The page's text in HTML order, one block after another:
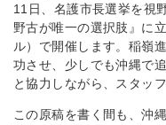
11日、名護市長選挙を視
野古が唯一の選択肢』に
ル）で開催します。稲嶺
功させ、少しでも沖縄で
と協力しながら、スタッ
この原稿を書く間も、沖